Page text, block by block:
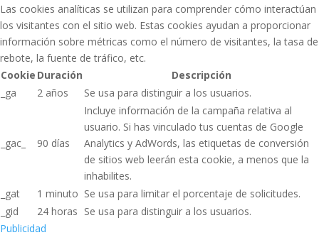
Las cookies analíticas se utilizan para comprender cómo interactúan
los visitantes con el sitio web. Estas cookies ayudan a proporcionar
información sobre métricas como el número de visitantes, la tasa de
rebote, la fuente de tráfico, etc.
Cookie Duración
Descripción
_ga
2 años Se usa para distinguir a los usuarios.
_gac_ 90 días
Incluye información de la campaña relativa al
usuario. Si has vinculado tus cuentas de Google
Analytics y AdWords, las etiquetas de conversión
de sitios web leerán esta cookie, a menos que la
inhabilites.
_gat
1 minuto Se usa para limitar el porcentaje de solicitudes.
_gid
24 horas Se usa para distinguir a los usuarios.
Publicidad